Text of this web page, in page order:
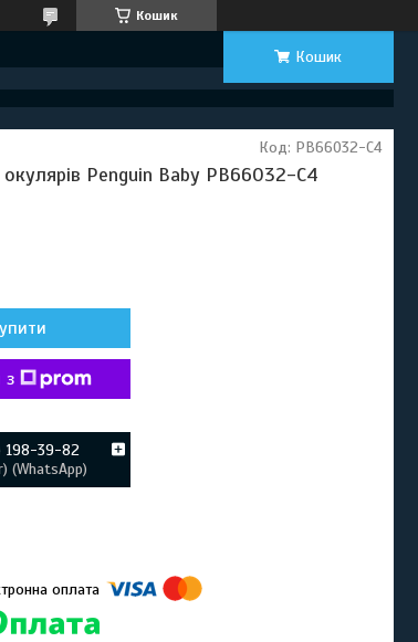
Кошик
Кошик
Penguin Baby PB66032-C4
Код: PB66032-C4
з
198-39-82
(WhatsApp)